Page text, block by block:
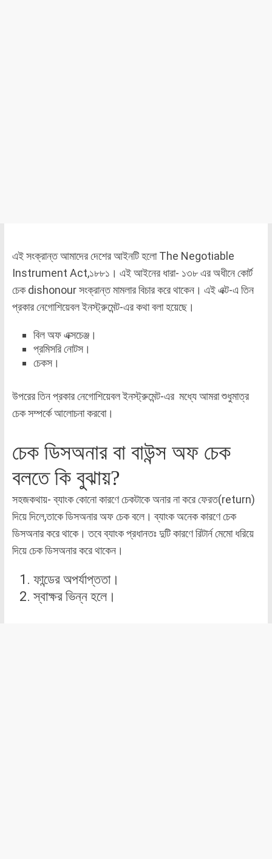
এই সংক্রান্ত আমাদের দেশের আইনটি হলো The Negotiable
Instrument Act,১৮৮১। এই আইনের ধারা- ১৩৮ এর অধীনে কোর্ট
চেক dishonour সংক্রান্ত মামলার বিচার করে থাকেন। এই এক্ট-এ তিন
প্রকার নেগোশিয়েবল ইনস্ট্রুমেন্ট-এর কথা বলা হয়েছে।
বিল অফ এক্সচেঞ্জ।
প্রমিসরি নোটস।
চেকস।
উপরের তিন প্রকার নেগোশিয়েবল ইনস্ট্রুমেন্ট-এর মধ্যে আমরা শুধুমাত্র
চেক সম্পর্কে আলোচনা করবো।
চেক ডিসঅনার বা বাউন্স অফ চেক
বলতে কি বুঝায়?
সহজকথায়- ব্যাংক কোনো কারণে চেকটাকে অনার না করে ফেরত(return)
দিয়ে দিলে,তাকে ডিসঅনার অফ চেক বলে। ব্যাংক অনেক কারণে চেক
ডিসঅনার করে থাকে। তবে ব্যাংক প্রধানতঃ দুটি কারণে রিটার্ন মেমো ধরিয়ে
দিয়ে চেক ডিসঅনার করে থাকেন।
ফান্ডের অপর্যাপ্ততা।
স্বাক্ষর ভিন্ন হলে।